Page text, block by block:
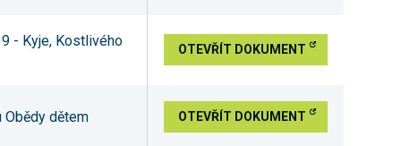
- Kyje, Kostlivého
OTEVŘÍT DOKUMENT
Obědy dětem OTEVŘÍT DOKUMENT